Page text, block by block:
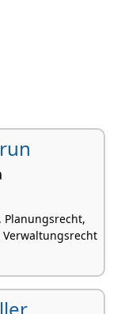
Planungsrecht,